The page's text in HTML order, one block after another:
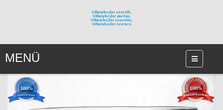
Villanybojler szerelő,
Villanybojler javítás,
Villanybojler szerelés,
Villanybojler szervíz
MENÜ